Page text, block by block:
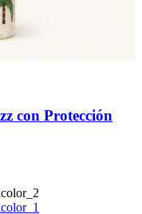
con Protección